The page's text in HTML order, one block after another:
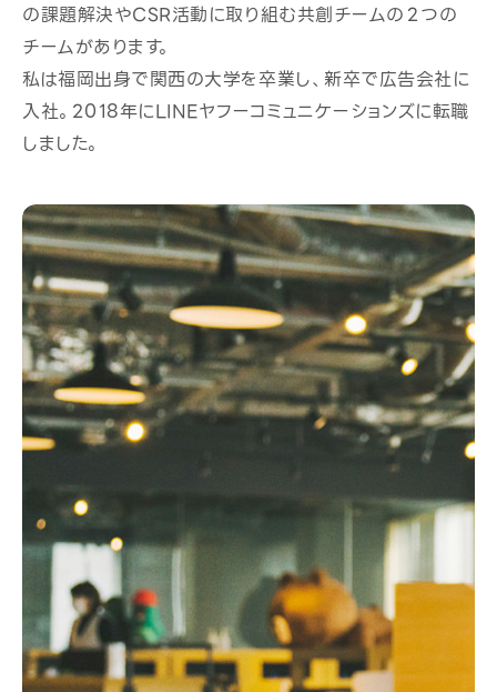
の課題解決やCSR活動に取り組む共創チームの２つの
チームがあります。
私は福岡出身で関西の大学を卒業し、新卒で広告会社に
入社。2018年にLINEヤフーコミュニケーションズに転職
しました。